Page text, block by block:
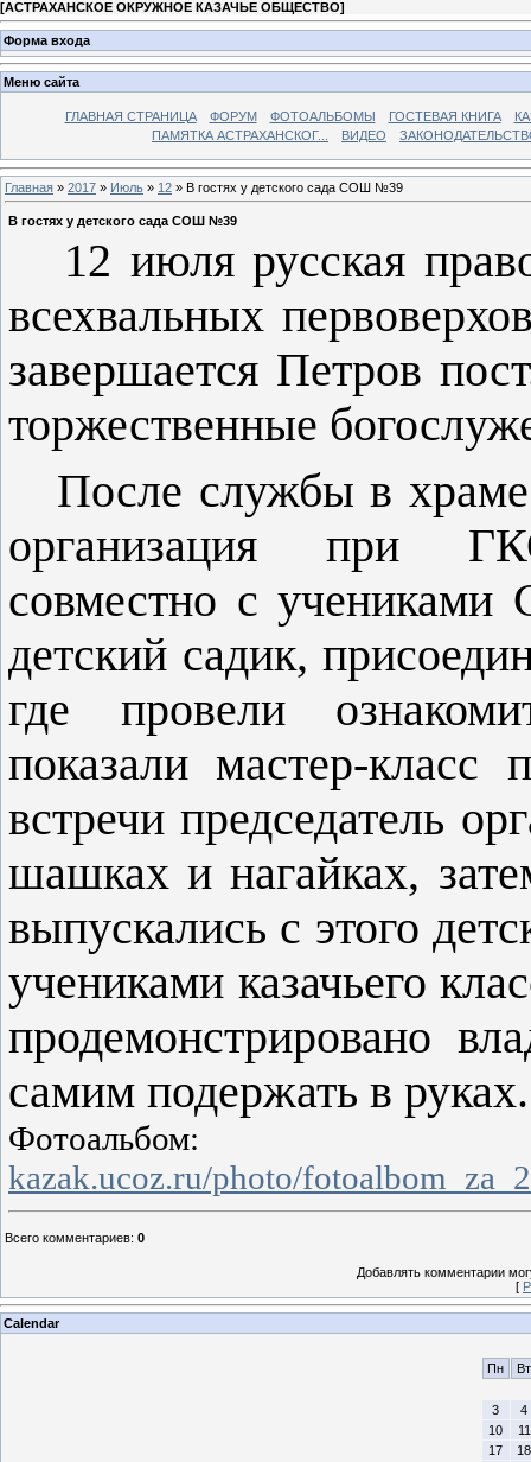
[АСТРАХАНСКОЕ ОКРУЖНОЕ КАЗАЧЬЕ ОБЩЕСТВО]
Форма входа
Меню сайта
ГЛАВНАЯ СТРАНИЦА ФОРУМ ФОТОАЛЬБОМЫ ГОСТЕВАЯ КНИГА
ПАМЯТКА АСТРАХАНСКОГ...
ВИДЕО
Главная » 2017 » Июль » 12 » В гостях у детского сада СОШ №39
В гостях у детского сада СОШ №39
12 июля русская
всехвальных
завершается Петров
торжественные
После службы в храме
организация при
совместно с
детский садик,
где провели
показали мастер-
встречи председатель
шашках и нагайках,
выпускались с этого
учениками казачьего
продемонстрировано
самим подержать в руках.
kazak.ucoz.ru/photo/
Всего комментариев: 0
Добавлять комментарии
[
Calendar
Пн Вт
3
4
10
11
17
18